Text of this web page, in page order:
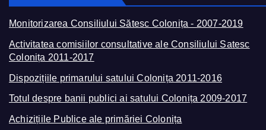
Monitorizarea Consiliului Sătesc Colonița - 2007-2019
Activitatea comisiilor consultative ale Consiliului Satesc
Colonița 2011-2017
Dispozițiile primarului satului Colonița 2011-2016
Totul despre banii publici ai satului Colonița 2009-2017
Achizițiile Publice ale primăriei Colonița